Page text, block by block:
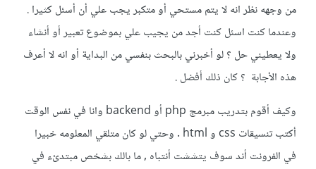
من وجهه نظر انه لا يتم مستحي أو متكبر يجب علي أن أسئل كثيرا .
وعندما كنت اسئل كنت أجد من يجيب علي بموضوع تعبير أو أنشاء
ولا يعطيني حل ؟ لو أخبرني بالبحث بنفسي من البداية أو انه لا أعرف
هذه الأجابة ؟ كان ذلك أفضل .
وكيف أقوم بتدريب مبرمج php أو backend وانا في نفس الوقت
أكتب تنسيقات css و html . وحتي لو كان متلقي المعلومه خبيرا
في الفرونت أند سوف يتششت أنتباه , ما بالك بشخص مبتدئء في